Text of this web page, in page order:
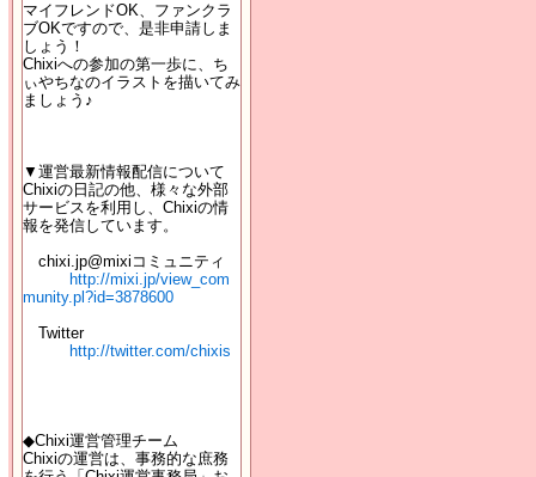
マイフレンドOK、ファンクラ
ブOKですので、是非申請しま
しょう！
Chixiへの参加の第一歩に、ち
ぃやちなのイラストを描いてみ
ましょう♪
▼運営最新情報配信について
Chixiの日記の他、様々な外部
サービスを利用し、Chixiの情
報を発信しています。
chixi.jp@mixiコミュニティ
http://mixi.jp/view_com
munity.pl?id=3878600
Twitter
http://twitter.com/chixis
◆Chixi運営管理チーム
Chixiの運営は、事務的な庶務